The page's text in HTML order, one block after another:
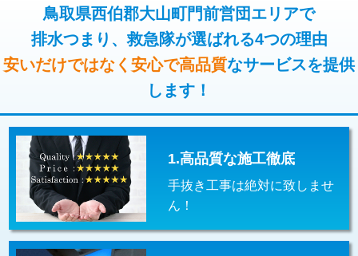
モルタル補修（厚さ10㎝まで） 27,500円
モルタル補修（厚さ10㎝超え） 38,500円
追加人工 16,500円
止水・漏水調査・防水処理・清掃・修
理・調整・分解・加工など（軽作業）
11,000円
止水・漏水調査・防水処理・清掃・修
理・調整・分解・加工など（中作業）
22,000円
止水・漏水調査・防水処理・清掃・修
理・調整・分解・加工など（重作業）
33,000円
その他部品の脱着 8,800円～
交換・取付（タンク） 22,000円+材料費
交換・取付(単水栓（壁付・デッキ
式）)
13,200円+材料費
鳥取県西伯郡大山町門前営団エリアで
排水つまり、救急隊が選ばれる4つの理由
安いだけではなく安心で高品質なサービスを提供
します！
1.高品質な施工徹底
手抜き工事は絶対に致しませ
ん！